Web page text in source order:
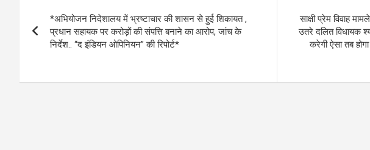
A
p
p
o
o
k
g
er
n
k
navigation
*अभियोजन निदेशालय में भ्रष्टाचार की शासन से हुई शिकायत ,
प्रधान सहायक पर करोड़ों की संपत्ति बनाने का आरोप, जांच के
निर्देश.. “द इंडियन ओपिनियन” की रिपोर्ट*
साक्षी प्रेम विवाह
उतरे दलित विधायक
करेगी ऐसा तब